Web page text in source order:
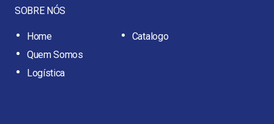
SOBRE NÓS
Home
Quem Somos
Logística
Catalogo